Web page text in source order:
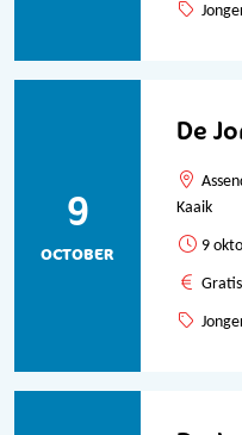
De
9
OCTOBER
Kaaik
9
Gratis